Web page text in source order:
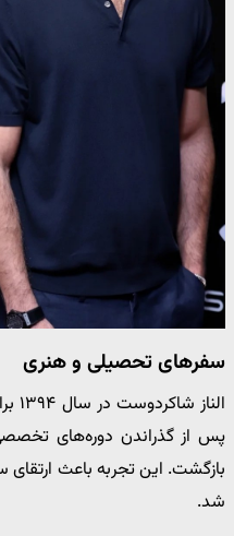
سفرهای تحصیلی و هنری
بازگشت. این تجربه باعث
شد.